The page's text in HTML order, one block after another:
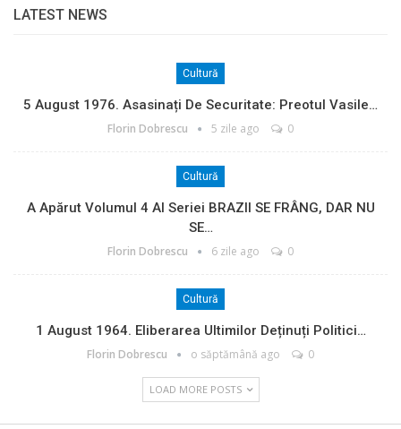
LATEST NEWS
Cultură
5 August 1976. Asasinați De Securitate: Preotul Vasile…
Florin Dobrescu 5 zile ago 0
Cultură
A Apărut Volumul 4 Al Seriei BRAZII SE FRÂNG, DAR NU
SE…
Florin Dobrescu 6 zile ago 0
Cultură
1 August 1964. Eliberarea Ultimilor Deținuți Politici…
Florin Dobrescu o săptămână ago 0
LOAD MORE POSTS